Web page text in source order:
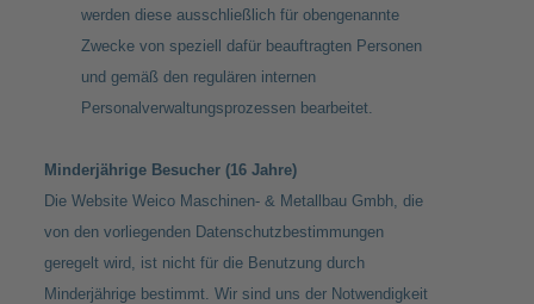
werden diese ausschließlich für obengenannte
Zwecke von speziell dafür beauftragten Personen
und gemäß den regulären internen
Personalverwaltungsprozessen bearbeitet.
Minderjährige Besucher (16 Jahre)
Die Website Weico Maschinen- & Metallbau Gmbh, die
von den vorliegenden Datenschutzbestimmungen
geregelt wird, ist nicht für die Benutzung durch
Minderjährige bestimmt. Wir sind uns der Notwendigkeit